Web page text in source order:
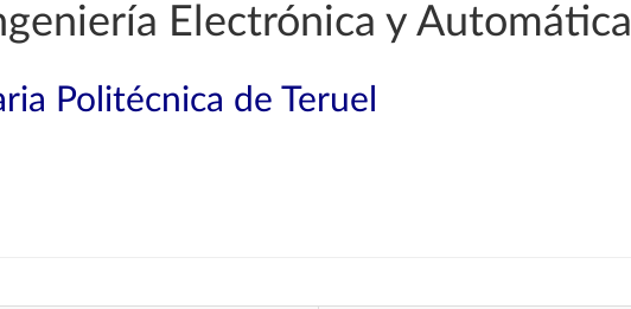
Electrónica y Automática
Politécnica de Teruel